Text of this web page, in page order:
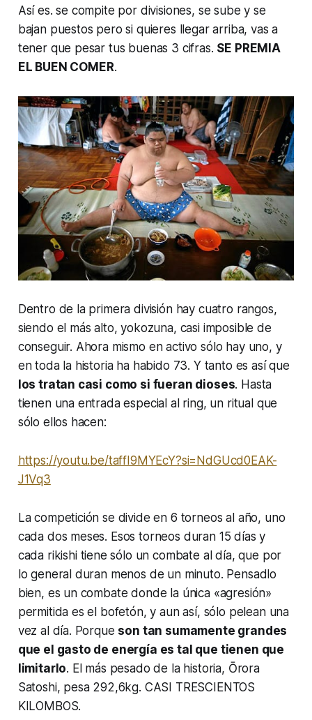
Así es. se compite por divisiones, se sube y se
bajan puestos pero si quieres llegar arriba, vas a
tener que pesar tus buenas 3 cifras. SE PREMIA
EL BUEN COMER.
Dentro de la primera división hay cuatro rangos,
siendo el más alto,yokozuna, casi imposible de
conseguir. Ahora mismo en activo sólo hay uno, y
en toda la historia ha habido 73. Y tanto es así que
los tratan casi como si fueran dioses. Hasta
tienen una entrada especial al ring, un ritual que
sólo ellos hacen:
https://youtu.be/taffI9MYEcY?si=NdGUcd0EAK-
J1Vq3
La competición se divide en 6 torneos al año, uno
cada dos meses. Esos torneos duran 15 días y
cada rikishitiene sólo un combate al día, que por
lo general duran menos de un minuto. Pensadlo
bien, es un combate donde la única «agresión»
permitida es el bofetón, y aun así, sólo pelean una
vez al día. Porque son tan sumamente grandes
que el gasto de energía es tal que tienen que
limitarlo. El más pesado de la historia, Ōrora
Satoshi, pesa 292,6kg. CASI TRESCIENTOS
KILOMBOS.